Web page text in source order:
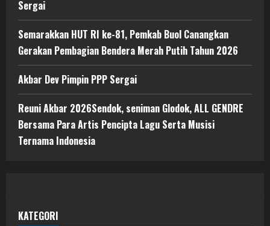
Sergai
Semarakkan HUT RI ke-81, Pemkab Buol Canangkan
Gerakan Pembagian Bendera Merah Putih Tahun 2026
Akbar Dev Pimpin PPP Sergai
Reuni Akbar 2026Sendok, seniman Glodok, ALL GENDRE
Bersama Para Artis Pencipta Lagu Serta Musisi
Ternama Indonesia
KATEGORI